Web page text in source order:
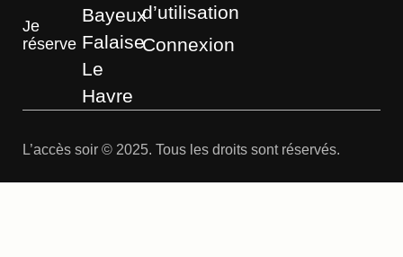
Je
réserve
Bayeux
Falaise
Le
Havre
d’utilisation
Connexion
L’accès soir © 2025. Tous les droits sont réservés.